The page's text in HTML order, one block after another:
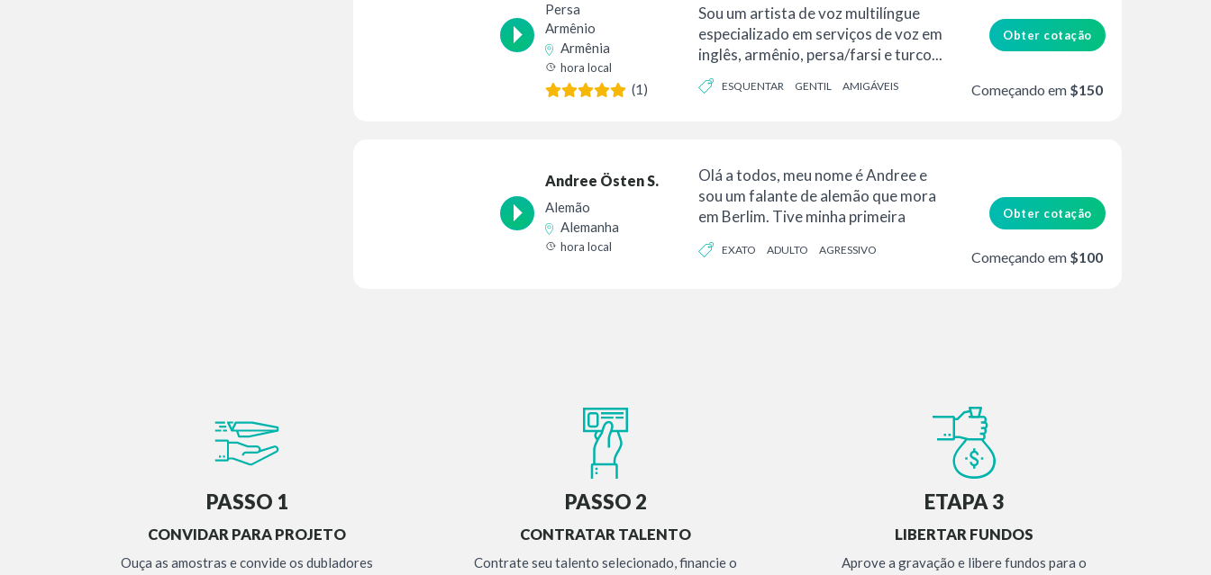
Persa
Armênio
Armênia
hora local
(1)
Sou um artista de voz multilíngue
especializado em serviços de voz em
inglês, armênio, persa/farsi e turco...
ESQUENTAR GENTIL AMIGÁVEIS
Obter cotação
Começando em $150
Andree Östen S.
Alemão
Alemanha
hora local
Olá a todos, meu nome é Andree e
sou um falante de alemão que mora
em Berlim. Tive minha primeira
EXATO ADULTO AGRESSIVO
Obter cotação
Começando em $100
PASSO 1
CONVIDAR PARA PROJETO
Ouça as amostras e convide os dubladores
PASSO 2
CONTRATAR TALENTO
Contrate seu talento selecionado, financie o
ETAPA 3
LIBERTAR FUNDOS
Aprove a gravação e libere fundos para o